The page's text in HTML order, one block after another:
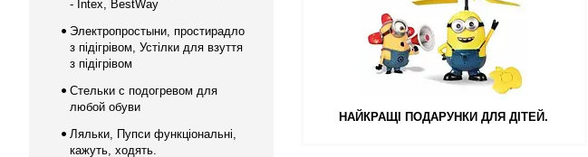
НАЙКРАЩІ ПОДАРУНКИ ДЛЯ ДІТЕЙ.
- Intex, BestWay
Электропростыни, простирадло
з підігрівом, Устілки для взуття
з підігрівом
Стельки с подогревом для
любой обуви
Ляльки, Пупси функціональні,
кажуть, ходять.